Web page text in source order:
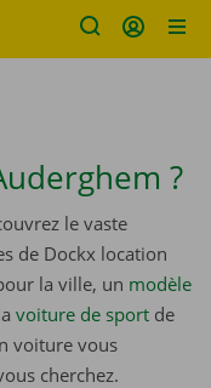
?
le vaste
de Dockx location
la ville, un modèle
voiture de sport de
voiture vous
cherchez.